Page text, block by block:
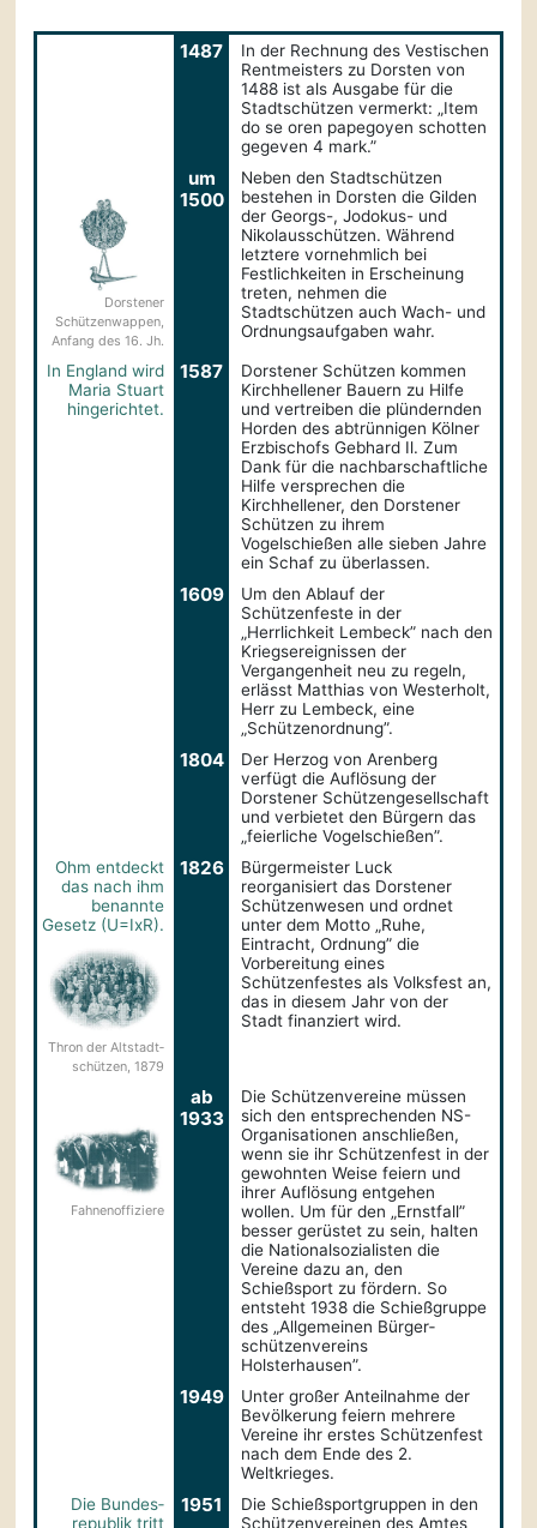
1487
In der Rechnung des Vestischen
Rentmeisters zu Dorsten von
1488 ist als Ausgabe für die
Stadtschützen vermerkt: „Item
do se oren papegoyen schotten
gegeven 4 mark.”
Dorstener
Schützen­wappen,
Anfang des 16. Jh.
um
1500
Neben den Stadtschützen
bestehen in Dorsten die Gilden
der Georgs-, Jodokus- und
Nikolaus­schützen. Während
letztere vornehmlich bei
Festlichkeiten in Erscheinung
treten, nehmen die
Stadtschützen auch Wach- und
Ordnungsaufgaben wahr.
In England wird
Maria Stuart
hingerichtet.
1587
Dorstener Schützen kommen
Kirchhellener Bauern zu Hilfe
und vertreiben die plündernden
Horden des abtrünnigen Kölner
Erzbischofs Gebhard Il. Zum
Dank für die nachbarschaftliche
Hilfe versprechen die
Kirchhellener, den Dorstener
Schützen zu ihrem
Vogelschießen alle sieben Jahre
ein Schaf zu überlassen.
1609
Um den Ablauf der
Schützenfeste in der
„Herrlichkeit Lembeck” nach den
Kriegsereignissen der
Vergangenheit neu zu regeln,
erlässt Matthias von Westerholt,
Herr zu Lembeck, eine
„Schützenordnung”.
1804
Der Herzog von Arenberg
verfügt die Auflösung der
Dorstener Schützengesellschaft
und verbietet den Bürgern das
„feierliche Vogelschießen”.
Ohm entdeckt
das nach ihm
benannte
Gesetz (U=IxR).
Thron der Altstadt­
schützen, 1879
1826
Bürgermeister Luck
reorganisiert das Dorstener
Schützenwesen und ordnet
unter dem Motto „Ruhe,
Eintracht, Ordnung” die
Vorbereitung eines
Schützenfestes als Volksfest an,
das in diesem Jahr von der
Stadt finanziert wird.
Fahnen­­offiziere
ab
1933
Die Schützenvereine müssen
sich den entsprechenden NS-
Organisationen anschließen,
wenn sie ihr Schützenfest in der
gewohnten Weise feiern und
ihrer Auflösung entgehen
wollen. Um für den „Ernstfall”
besser gerüstet zu sein, halten
die Nationalsozialisten die
Vereine dazu an, den
Schießsport zu fördern. So
entsteht 1938 die Schießgruppe
des „Allgemeinen Bürger­
schützen­vereins
Holsterhausen”.
1949
Unter großer Anteilnahme der
Bevölkerung feiern mehrere
Vereine ihr erstes Schützenfest
nach dem Ende des 2.
Weltkrieges.
Die Bundes­
republik tritt
1951
Die Schießsportgruppen in den
Schützenvereinen des Amtes